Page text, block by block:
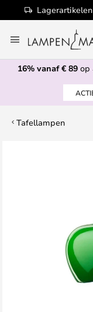
naar
de
inhoud
16% vanaf € 89 op
Tafellampen